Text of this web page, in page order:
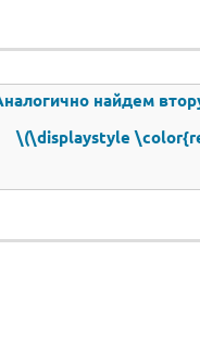
найдем
\(\displaystyle